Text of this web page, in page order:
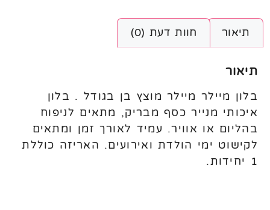
תיאור חוות דעת (0)
תיאור
בלון מיילר מיילר מוצץ בן בגודל . בלון
איכותי מנייר כסף מבריק, מתאים לניפוח
בהליום או אוויר. עמיד לאורך זמן ומתאים
לקישוט ימי הולדת ואירועים. האריזה כוללת
1 יחידות.